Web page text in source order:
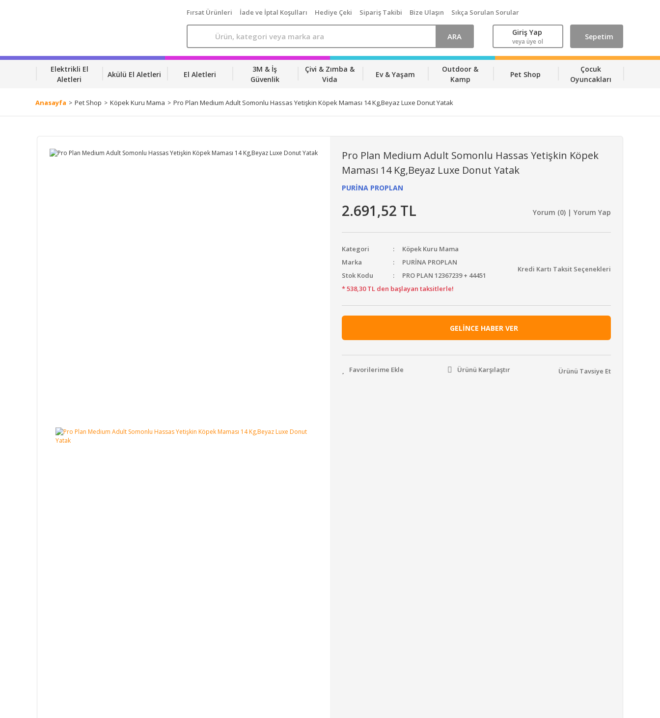
Fırsat Ürünleri İade ve İptal Koşulları Hediye Çeki Sipariş Takibi Bize Ulaşın Sıkça Sorulan Sorular
ARA Giriş Yap
veya üye ol
Sepetim
Elektrikli El
Aletleri
Akülü El Aletleri El Aletleri
3M & İş
Güvenlik
Çivi & Zımba &
Vida
Ev & Yaşam
Outdoor &
Kamp
Pet Shop
Çocuk
Oyuncakları
Anasayfa Pet Shop Köpek Kuru Mama Pro Plan Medium Adult Somonlu Hassas Yetişkin Köpek Maması 14 Kg,Beyaz Luxe Donut Yatak
Pro Plan Medium Adult Somonlu Hassas Yetişkin Köpek
Maması 14 Kg,Beyaz Luxe Donut Yatak
PURİNA PROPLAN
2.691,52 TL Yorum (0) | Yorum Yap
Kategori
Köpek Kuru Mama
Marka
PURİNA PROPLAN
Stok Kodu
PRO PLAN 12367239 + 44451
* 538,30 TL den başlayan taksitlerle!
Kredi Kartı Taksit Seçenekleri
GELİNCE HABER VER
Ürünü Karşılaştır Ürünü Tavsiye Et